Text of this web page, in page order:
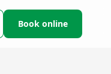
Book online